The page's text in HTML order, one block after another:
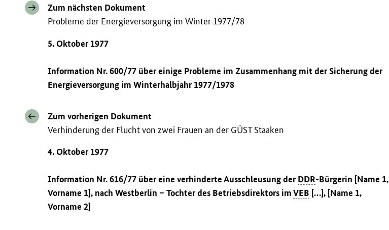
Zum nächsten Dokument
Probleme der Energieversorgung im Winter 1977/78
5. Oktober 1977
Information Nr. 600/77 über einige Probleme im Zusammenhang mit der Sicherung der
Energieversorgung im Winterhalbjahr 1977/1978
Zum vorherigen Dokument
Verhinderung der Flucht von zwei Frauen an der GÜST Staaken
4. Oktober 1977
Information Nr. 616/77 über eine verhinderte Ausschleusung derDDR-Bürgerin [Name 1,
Vorname 1], nach Westberlin – Tochter des Betriebsdirektors imVEB […], [Name 1,
Vorname 2]